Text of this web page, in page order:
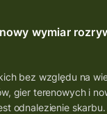
wymiar
bez względu na
gier terenowych i
odnalezienie